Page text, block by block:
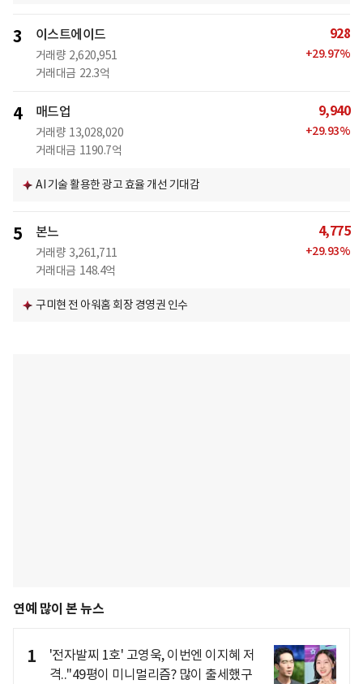
3 이스트에이드
거래량 2,620,951
거래대금 22.3억
928
+29.97%
4 매드업
거래량 13,028,020
거래대금 1190.7억
9,940
+29.93%
AI 기술 활용한 광고 효율 개선 기대감
5 본느
거래량 3,261,711
거래대금 148.4억
4,775
+29.93%
구미현 전 아워홈 회장 경영권 인수
연예 많이 본 뉴스
1
'전자발찌 1호' 고영욱, 이번엔 이지혜 저
격.."49평이 미니멀리즘? 많이 출세했구